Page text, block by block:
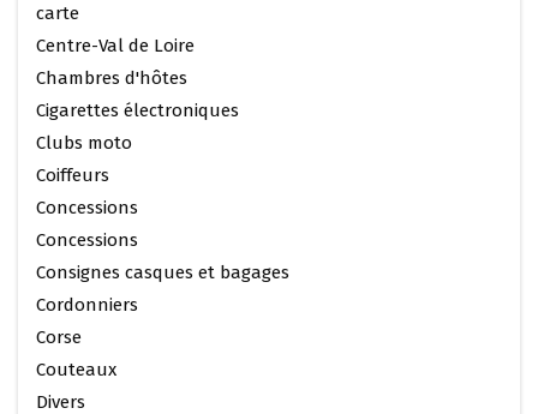
carte
Centre-Val de Loire
Chambres d'hôtes
Cigarettes électroniques
Clubs moto
Coiffeurs
Concessions
Concessions
Consignes casques et bagages
Cordonniers
Corse
Couteaux
Divers